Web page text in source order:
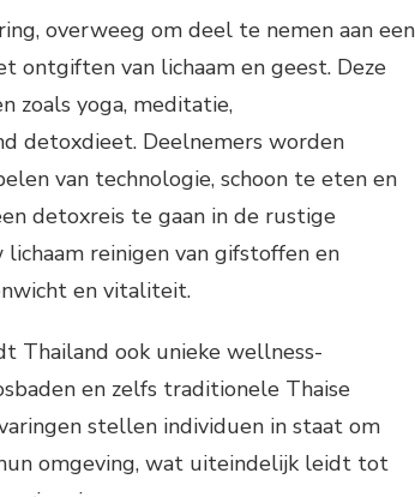
overweeg om deel te nemen aan een
ontgiften van lichaam en geest. Deze
zoals yoga, meditatie,
detoxdieet. Deelnemers worden
van technologie, schoon te eten en
detoxreis te gaan in de rustige
reinigen van gifstoffen en
en vitaliteit.
Thailand ook unieke wellness-
en zelfs traditionele Thaise
stellen individuen in staat om
omgeving, wat uiteindelijk leidt tot